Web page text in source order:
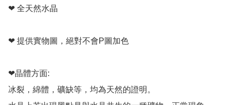
❤ 全天然水晶
❤ 提供實物圖，絕對不會P圖加色
❤晶體方面:
冰裂，綿體，礦缺等，均為天然的證明。